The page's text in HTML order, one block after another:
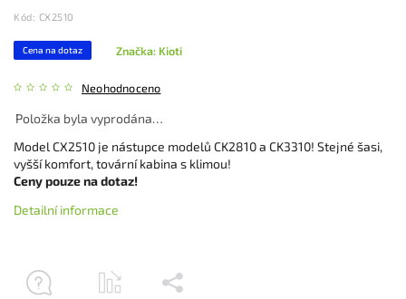
Kód: CX2510
Cena na dotaz
Neohodnoceno
Značka: Kioti
Položka byla vyprodána…
Model CX2510 je nástupce modelů CK2810 a CK3310! Stejné šasi,
vyšší komfort, tovární kabina s klimou!
Ceny pouze na dotaz!
Detailní informace